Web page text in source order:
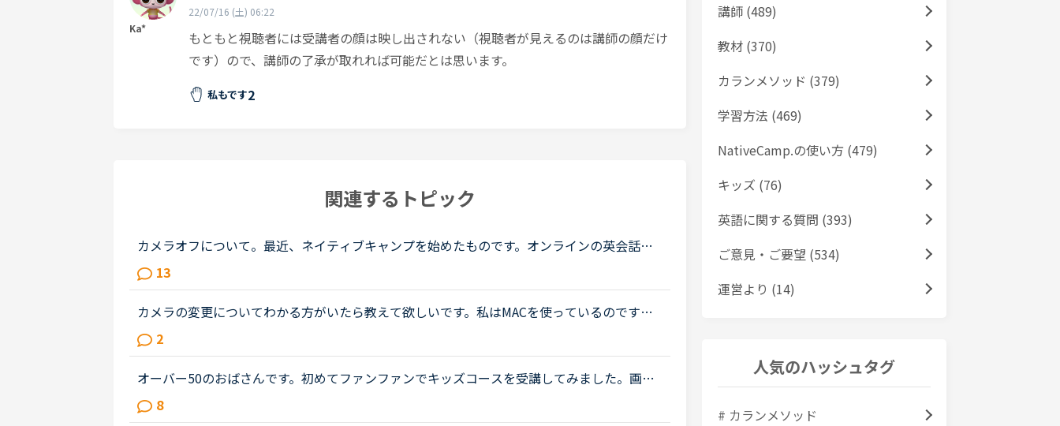
Ka*
22/07/16 (土) 06:22
もともと視聴者には受講者の顔は映し出されない（視聴者が見えるのは講師の顔だけ
です）ので、講師の了承が取れれば可能だとは思います。
私もです2
関連するトピック
カメラオフについて。最近、ネイティブキャンプを始めたものです。オンラインの英会話
は、家に居ながらにして受けられる、どんな格好でも受けられるのが良いところと思って始
めました、数回受けたところです。私...
13
カメラの変更についてわかる方がいたら教えて欲しいです。私はMACを使っているのです
が、普段仕事でWEB会議の時もMAC内蔵のカメラではなく、外付けのロジクールのカメラを
使っています。理由は下記の２点です。・...
2
オーバー50のおばさんです。初めてファンファンでキッズコースを受講してみました。画面
をオフにして10分だけののつもりでしたが、楽しくてつい25分フルで受講しました。キッズ
コース、侮れませんね。ネイティブ...
8
講師 (489)
教材 (370)
カランメソッド (379)
学習方法 (469)
NativeCamp.の使い方 (479)
キッズ (76)
英語に関する質問 (393)
ご意見・ご要望 (534)
運営より (14)
人気のハッシュタグ
# カランメソッド